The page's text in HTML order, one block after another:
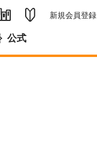
新規会員登録
公式